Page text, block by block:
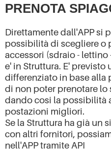
PRENOTA
Direttamente dall'APP si
possibilità di scegliere o
accessori (sdraio -
e' in Struttura. E'
differenziato in base alla
di non poter prenotare lo
dando cosi la possibilità
postazioni migliori.
Se la Struttura ha già un
con altri fornitori,
nell'APP tramite API